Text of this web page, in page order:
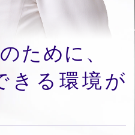
ために、
きる環境が